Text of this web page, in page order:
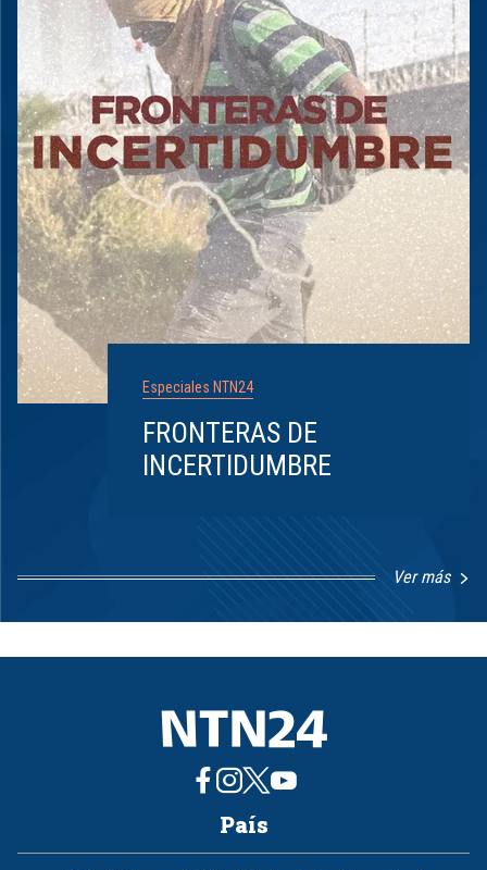
Especiales NTN24
FRONTERAS DE
INCERTIDUMBRE
Ver más
1
8
País